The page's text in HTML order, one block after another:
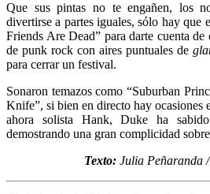
Que sus pintas no te engañen, los
divertirse a partes iguales, sólo hay
Friends Are Dead” para darte cuenta
de punk rock con aires puntuales de
para cerrar un festival.
Sonaron temazos como “Suburban
Knife”, si bien en directo hay ocasiones
ahora solista Hank, Duke ha
demostrando una gran complicidad
Texto: Julia Peñaranda /